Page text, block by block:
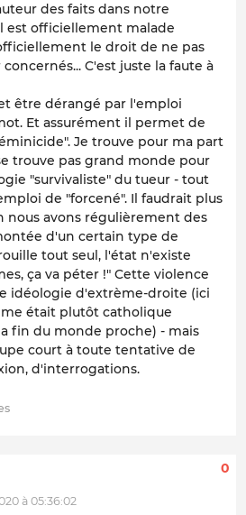
des faits dans notre
est officiellement malade
le droit de ne pas
C'est juste la faute à
être dérangé par l'emploi
Et assurément il permet de
Je trouve pour ma part
trouve pas grand monde pour
"survivaliste" du tueur - tout
de "forcené". Il faudrait plus
nous avons régulièrement des
d'un certain type de
tout seul, l'état n'existe
ça va péter !" Cette violence
idéologie d'extrème-droite (ici
était plutôt catholique
fin du monde proche) - mais
court à toute tentative de
d'interrogations.
à 05:36:02
0